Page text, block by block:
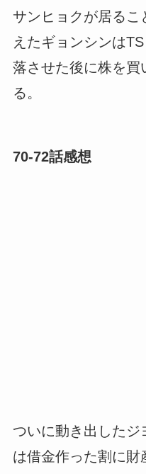
サンヒョクが居る
えたギョンシンは
落させた後に株を買
る。
70-72話感想
ついに動き出したジ
は借金作った割に財